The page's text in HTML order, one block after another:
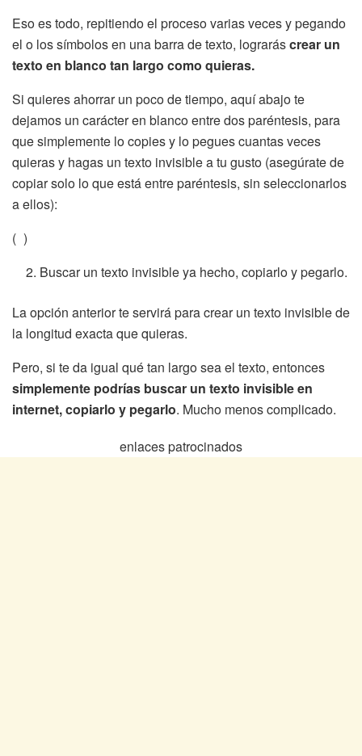
Eso es todo, repitiendo el proceso varias veces y pegando
el o los símbolos en una barra de texto, lograráscrear un
texto en blanco tan largo como quieras.
Si quieres ahorrar un poco de tiempo, aquí abajo te
dejamos un carácter en blanco entre dos paréntesis, para
que simplemente lo copies y lo pegues cuantas veces
quieras y hagas un texto invisible a tu gusto (asegúrate de
copiar solo lo que está entre paréntesis, sin seleccionarlos
a ellos):
(‬ ⁭)
Buscar un texto invisible ya hecho, copiarlo y pegarlo.
La opción anterior te servirá para crear un texto invisible de
la longitud exacta que quieras.
Pero, si te da igual qué tan largo sea el texto, entonces
simplemente podrías buscar un texto invisible en
internet, copiarlo y pegarlo. Mucho menos complicado.
enlaces patrocinados